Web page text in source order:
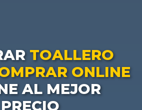
TOALLERO
ONLINE
AL MEJOR
PRECIO